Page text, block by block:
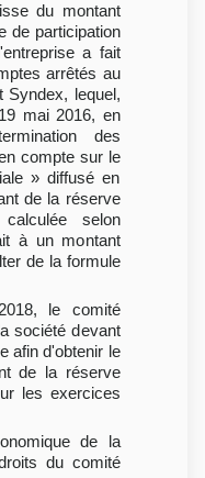
du montant
de participation
a fait
arrêtés au
Syndex, lequel,
mai 2016, en
des
compte sur le
» diffusé en
de la réserve
selon
à un montant
de la formule
le comité
société devant
afin d'obtenir le
de la réserve
les exercices
de la
du comité